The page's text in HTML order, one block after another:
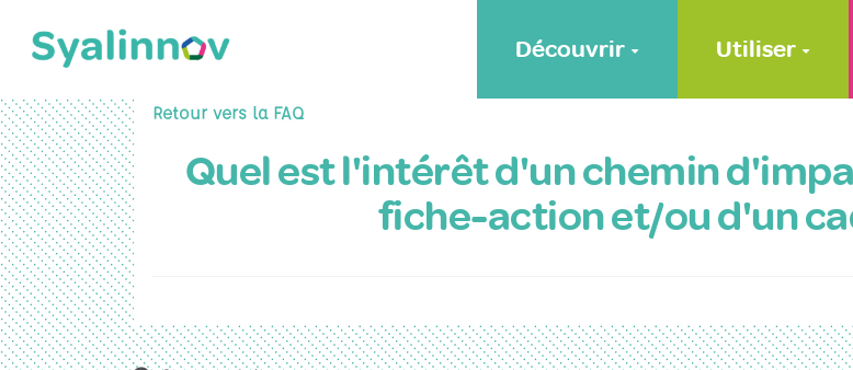
Découvrir Utiliser
Retour vers la FAQ
Quel est l'intérêt d'un chemin
fiche-action et/ou d'un